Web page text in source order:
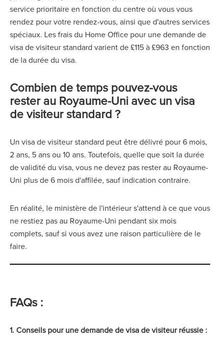
service prioritaire en fonction du centre où vous vous
rendez pour votre rendez-vous, ainsi que d'autres services
spéciaux. Les frais du Home Office pour une demande de
visa de visiteur standard varient de £115 à £963 en fonction
de la durée du visa.
Combien de temps pouvez-vous
rester au Royaume-Uni avec un visa
de visiteur standard ?
Un visa de visiteur standard peut être délivré pour 6 mois,
2 ans, 5 ans ou 10 ans. Toutefois, quelle que soit la durée
de validité du visa, vous ne devez pas rester au Royaume-
Uni plus de 6 mois d'affilée, sauf indication contraire.
En réalité, le ministère de l'intérieur s'attend à ce que vous
ne restiez pas au Royaume-Uni pendant six mois
complets, sauf si vous avez une raison particulière de le
faire.
FAQs :
1. Conseils pour une demande de visa de visiteur réussie :